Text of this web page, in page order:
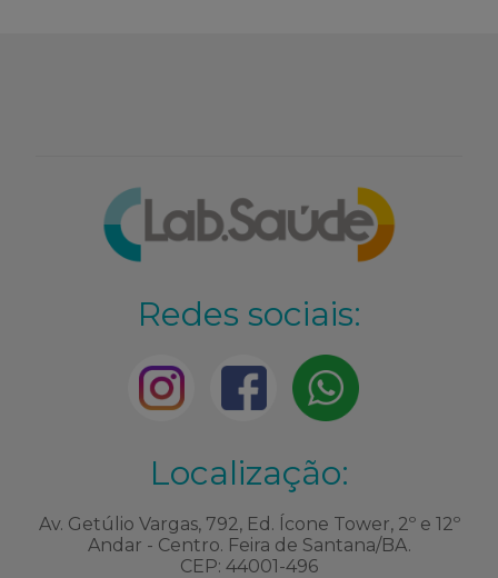
Redes sociais:
Localização:
Av. Getúlio Vargas, 792, Ed. Ícone Tower, 2º e 12º
Andar - Centro. Feira de Santana/BA.
CEP: 44001-496